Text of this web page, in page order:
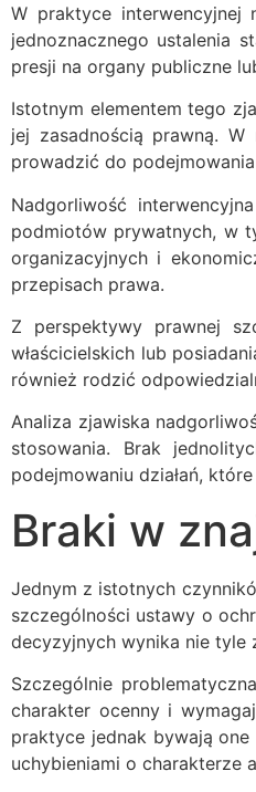
W praktyce interwencyjnej
jednoznacznego ustalenia
presji na organy publiczne
Istotnym elementem tego
jej zasadnością prawną.
prowadzić do
Nadgorliwość
podmiotów prywatnych, w
organizacyjnych i
przepisach prawa.
Z perspektywy prawnej
właścicielskich lub
również rodzić
Analiza zjawiska
stosowania. Brak
podejmowaniu działań,
Braki w
Jednym z istotnych
szczególności ustawy o
decyzyjnych wynika nie tyle
Szczególnie
charakter ocenny i
praktyce jednak bywają
uchybieniami o charakterze